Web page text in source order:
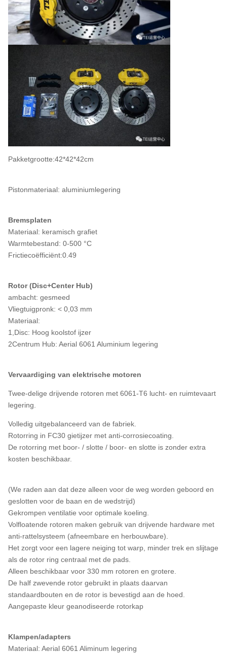
Pakketgrootte:42*42*42cm
Pistonmateriaal: aluminiumlegering
Bremsplaten
Materiaal: keramisch grafiet
Warmtebestand: 0-500 °C
Frictiecoëfficiënt:0.49
Rotor (Disc+Center Hub)
ambacht: gesmeed
Vliegtuigpronk: < 0,03 mm
Materiaal:
1,Disc: Hoog koolstof ijzer
2Centrum Hub: Aerial 6061 Aluminium legering
Vervaardiging van elektrische motoren
Twee-delige drijvende rotoren met 6061-T6 lucht- en ruimtevaart
legering.
Volledig uitgebalanceerd van de fabriek.
Rotorring in FC30 gietijzer met anti-corrosiecoating.
De rotorring met boor- / slotte / boor- en slotte is zonder extra
kosten beschikbaar.
(We raden aan dat deze alleen voor de weg worden geboord en
geslotten voor de baan en de wedstrijd)
Gekrompen ventilatie voor optimale koeling.
Volfloatende rotoren maken gebruik van drijvende hardware met
anti-rattelsysteem (afneembare en herbouwbare).
Het zorgt voor een lagere neiging tot warp, minder trek en slijtage
als de rotor ring centraal met de pads.
Alleen beschikbaar voor 330 mm rotoren en grotere.
De half zwevende rotor gebruikt in plaats daarvan
standaardbouten en de rotor is bevestigd aan de hoed.
Aangepaste kleur geanodiseerde rotorkap
Klampen/adapters
Materiaal: Aerial 6061 Aliminum legering